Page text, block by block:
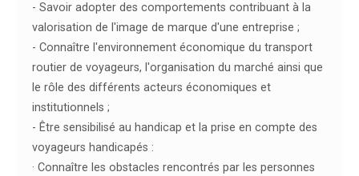
- Savoir adopter des comportements contribuant à la
valorisation de l'image de marque d'une entreprise ;
- Connaître l'environnement économique du transport
routier de voyageurs, l'organisation du marché ainsi que
le rôle des différents acteurs économiques et
institutionnels ;
- Être sensibilisé au handicap et la prise en compte des
voyageurs handicapés :
· Connaître les obstacles rencontrés par les personnes